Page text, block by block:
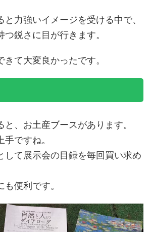
と力強いイメージを受ける中で、
つ鋭さに目が行きます。
て大変良かったです。
と、お土産ブースがあります。
ですね。
して展示会の目録を毎回買い求め
便利です。